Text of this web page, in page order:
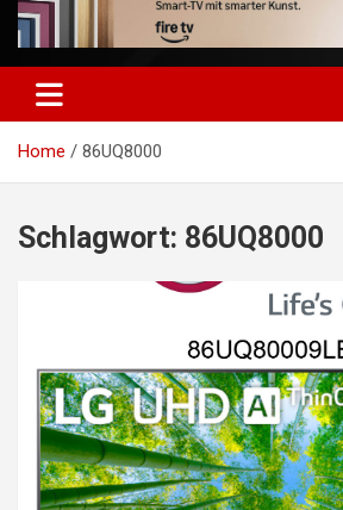
Home 86UQ8000
Schlagwort: 86UQ8000